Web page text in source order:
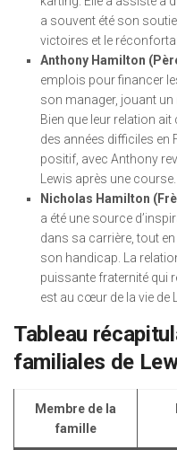
a souvent été son
victoires et le
Anthony Hamilton
emplois pour financer
son manager, jouant
Bien que leur relation
des années difficiles en
positif, avec Anthony
Lewis après une course.
Nicholas Hamilton
a été une source
dans sa carrière, tout
son handicap. La
puissante fraternité qui
est au cœur de la vie de
Tableau
familiales de
Membre de la
famille